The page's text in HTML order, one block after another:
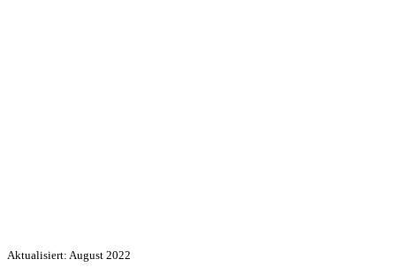
Aktualisiert: August 2022